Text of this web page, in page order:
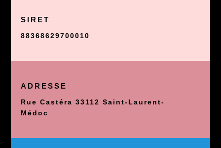
SIRET
88368629700010
ADRESSE
Rue Castéra 33112 Saint-Laurent-
Médoc